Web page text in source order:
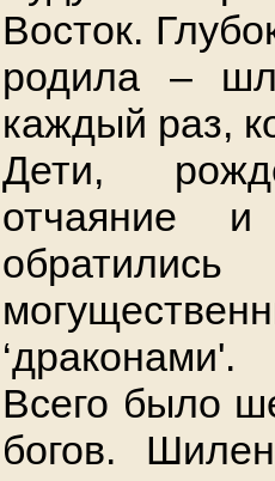
Восток.
родила –
каждый раз,
Дети,
отчаяние
‘драконами'.
Всего было
богов.